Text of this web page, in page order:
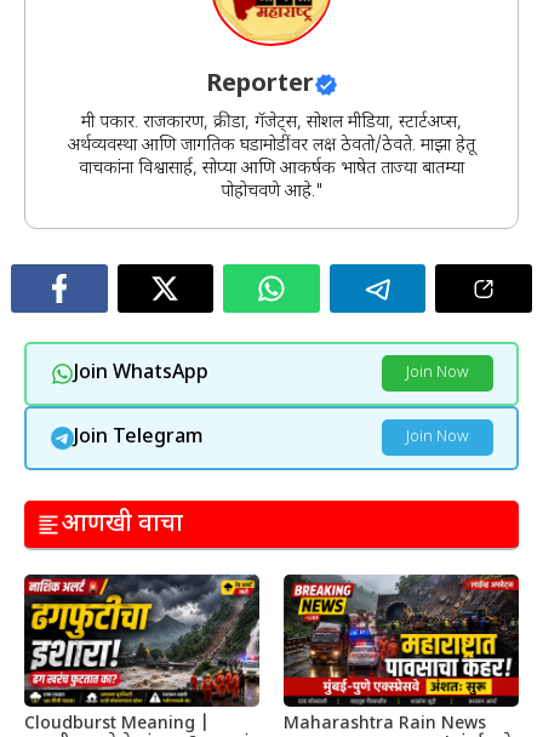
Reporter
मी पत्रकार. राजकारण, क्रीडा, गॅजेट्स, सोशल मीडिया, स्टार्टअप्स,
अर्थव्यवस्था आणि जागतिक घडामोडींवर लक्ष ठेवतो/ठेवते. माझा हेतू
वाचकांना विश्वासार्ह, सोप्या आणि आकर्षक भाषेत ताज्या बातम्या
पोहोचवणे आहे."
Join WhatsApp Join Now
Join Telegram Join Now
आणखी वाचा
Cloudburst Meaning |
Maharashtra Rain News